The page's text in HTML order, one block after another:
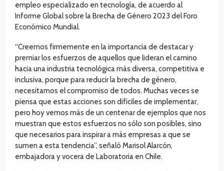
empleo especializado en tecnología, de acuerdo al
Informe Global sobre la Brecha de Género 2023 del Foro
Económico Mundial.
“Creemos firmemente en la importancia de destacar y
premiar los esfuerzos de aquellos que lideran el camino
hacia una industria tecnológica más diversa, competitiva e
inclusiva, porque para reducir la brecha de género,
necesitamos el compromiso de todos. Muchas veces se
piensa que estas acciones son difíciles de implementar,
pero hoy vemos más de un centenar de ejemplos que nos
muestran que estos esfuerzos no sólo son posibles, sino
que necesarios para inspirar a más empresas a que se
sumen a esta tendencia”, señaló Marisol Alarcón,
embajadora y vocera de Laboratoria en Chile.